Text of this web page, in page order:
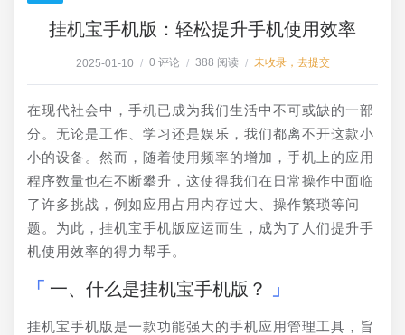
挂机宝手机版：轻松提升手机使用效率
2025-01-10 / 0 评论 / 388 阅读 / 未收录，去提交
在现代社会中，手机已成为我们生活中不可或缺的一部
分。无论是工作、学习还是娱乐，我们都离不开这款小
小的设备。然而，随着使用频率的增加，手机上的应用
程序数量也在不断攀升，这使得我们在日常操作中面临
了许多挑战，例如应用占用内存过大、操作繁琐等问
题。为此，挂机宝手机版应运而生，成为了人们提升手
机使用效率的得力帮手。
一、什么是挂机宝手机版？
挂机宝手机版是一款功能强大的手机应用管理工具，旨